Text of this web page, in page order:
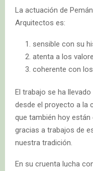
La actuación de
Arquitectos es:
sensible con su
atenta a los
coherente con
El trabajo se ha
desde el proyecto a la
que también hoy están
gracias a trabajos de
nuestra tradición.
En su cruenta lucha